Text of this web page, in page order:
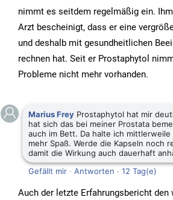
nimmt es seitdem regelmäßig ein.
Arzt bescheinigt, dass er eine
und deshalb mit gesundheitlichen
rechnen hat. Seit er Prostaphytol
Probleme nicht mehr vorhanden.
Marius Frey Prostaphytol hat mir
hat sich das bei meiner Prostata
auch im Bett. Da halte ich
mehr Spaß. Werde die Kapseln noch
damit die Wirkung auch dauerhaft
Gefällt mir · Antworten · 12 Tag(e)
Auch der letzte Erfahrungsbericht den